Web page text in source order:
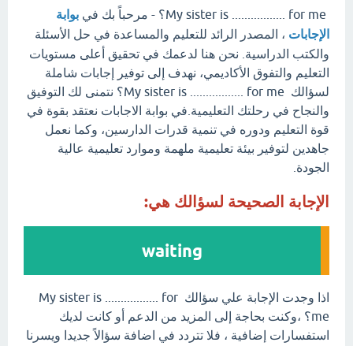
بوابة
الإجابات ، المصدر الرائد للتعليم والمساعدة في حل الأسئلة
والكتب الدراسية. نحن هنا لدعمك في تحقيق أعلى مستويات
التعليم والتفوق الأكاديمي، نهدف إلى توفير إجابات شاملة
لسؤالك My sister is ................. for me؟ نتمنى لك التوفيق
والنجاح في رحلتك التعليمية.في بوابة الاجابات نعتقد بقوة في
قوة التعليم ودوره في تنمية قدرات الدارسين، وكما نعمل
جاهدين لتوفير بيئة تعليمية ملهمة وموارد تعليمية عالية
الجودة.
الإجابة الصحيحة لسؤالك هي:
waiting
اذا وجدت الإجابة علي سؤالك My sister is ................. for
me؟ ،وكنت بحاجة إلى المزيد من الدعم أو كانت لديك
استفسارات إضافية ، فلا تتردد في اضافة سؤالاً جديدا ويسرنا